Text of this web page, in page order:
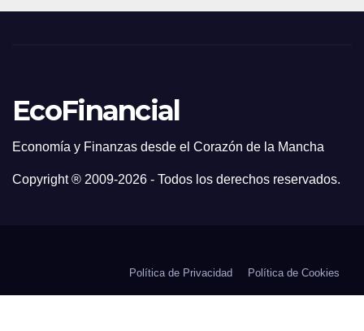
EcoFinancial
Economía y Finanzas desde el Corazón de la Mancha
Copyright ® 2009-2026 - Todos los derechos reservados.
Política de Privacidad Política de Cookies